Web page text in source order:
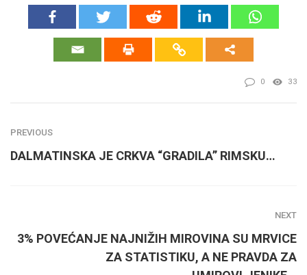
0 33
PREVIOUS
DALMATINSKA JE CRKVA “GRADILA” RIMSKU…
NEXT
3% POVEĆANJE NAJNIŽIH MIROVINA SU MRVICE
ZA STATISTIKU, A NE PRAVDA ZA